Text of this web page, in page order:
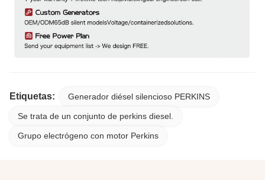
Etiquetas: Generador diésel silencioso PERKINS
Se trata de un conjunto de perkins diesel.
Grupo electrógeno con motor Perkins